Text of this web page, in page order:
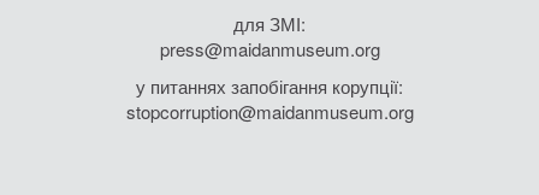
для ЗМІ:
press@maidanmuseum.org
у питаннях запобігання корупції:
stopcorruption@maidanmuseum.org